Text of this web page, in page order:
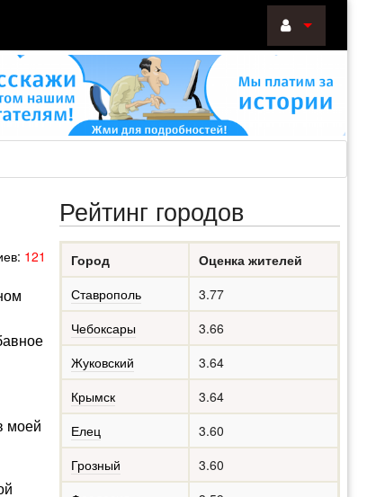
Войти
121
моей
Рейтинг городов
Город
Оценка жителей
Ставрополь
3.77
Чебоксары
3.66
Жуковский
3.64
Крымск
3.64
Елец
3.60
Грозный
3.60